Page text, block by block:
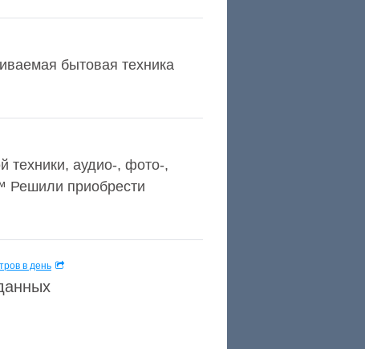
бытовая техника
техники, аудио-, фото-,
Решили приобрести
в день